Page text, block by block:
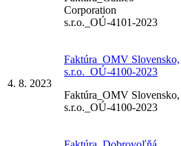
Corporation
s.r.o._OÚ-4101-2023
4. 8. 2023
Faktúra_OMV Slovensko,
s.r.o._OÚ-4100-2023
Faktúra_OMV Slovensko,
s.r.o._OÚ-4100-2023